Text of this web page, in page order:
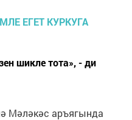
шикле тота», - ди
Мәләкәс аръягында